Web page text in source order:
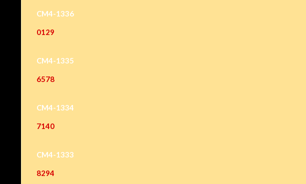
CM4-1336
0129
CM4-1335
6578
CM4-1334
7140
CM4-1333
8294